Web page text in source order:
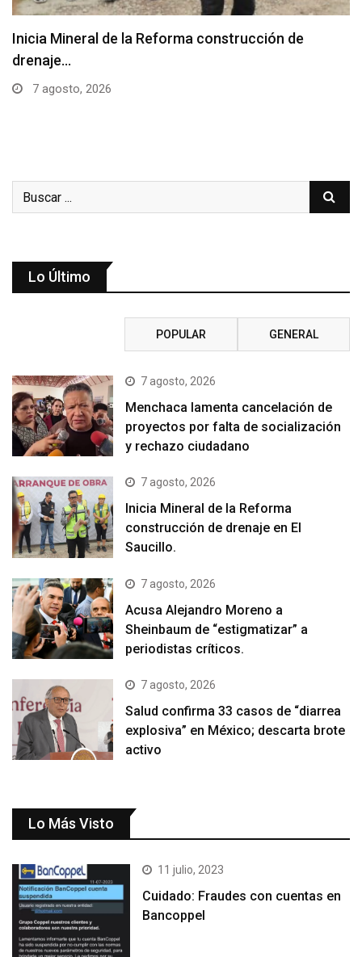
Inicia Mineral de la Reforma construcción de
drenaje…
7 agosto, 2026
Lo Último
POPULAR GENERAL
7 agosto, 2026
Menchaca lamenta cancelación de
proyectos por falta de socialización
y rechazo ciudadano
7 agosto, 2026
Inicia Mineral de la Reforma
construcción de drenaje en El
Saucillo.
7 agosto, 2026
Acusa Alejandro Moreno a
Sheinbaum de “estigmatizar” a
periodistas críticos.
7 agosto, 2026
Salud confirma 33 casos de “diarrea
explosiva” en México; descarta brote
activo
Lo Más Visto
11 julio, 2023
Cuidado: Fraudes con cuentas en
Bancoppel